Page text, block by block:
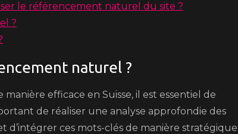
le référencement naturel du site ?
?
naturel ?
efficace en Suisse, il est essentiel de
de réaliser une analyse approfondie des
d’intégrer ces mots-clés de manière stratégique